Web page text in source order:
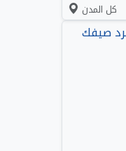
كل المدن